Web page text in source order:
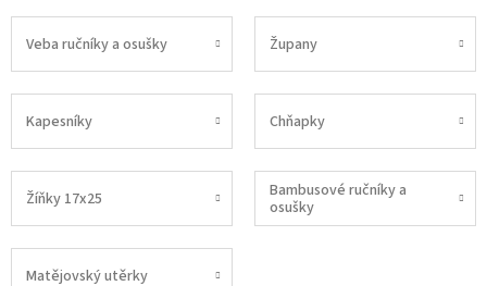
Veba ručníky a osušky Župany
Kapesníky Chňapky
Žíňky 17x25
Bambusové ručníky a
osušky
Matějovský utěrky